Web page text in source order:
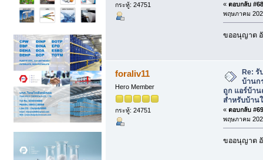
กระทู้: 24751 « ตอบกลับ
พฤษภาคม
ขออนุญาต
foraliv11
Hero Member
กระทู้: 24751
Re: รั
บ้านก
ถูก แอร์บ้า
สำหรับบ้าน
« ตอบกลับ
พฤษภาคม
ขออนุญาต